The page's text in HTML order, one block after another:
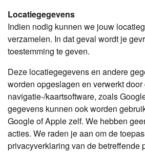
Locatiegegevens
Indien nodig kunnen we jouw
verzamelen. In dat geval wordt je
toestemming te geven.
Deze locatiegegevens en andere
worden opgeslagen en verwerkt
navigatie-/kaartsoftware, zoals
gegevens kunnen ook worden
Google of Apple zelf. We hebben
acties. We raden je aan om de
privacyverklaring van de betreffende